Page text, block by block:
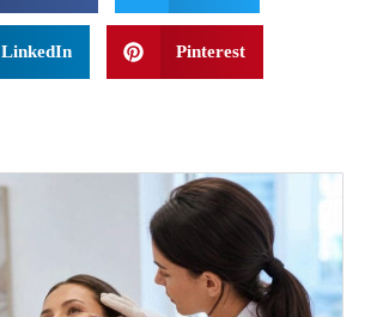
LinkedIn Pinterest